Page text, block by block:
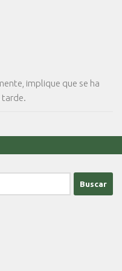
implique que se ha
tarde.